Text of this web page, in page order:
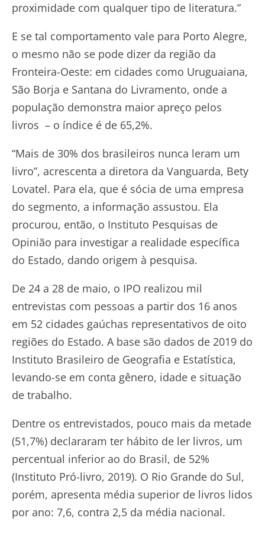
proximidade com qualquer tipo de literatura.”
E se tal comportamento vale para Porto Alegre,
o mesmo não se pode dizer da região da
Fronteira-Oeste: em cidades como Uruguaiana,
São Borja e Santana do Livramento, onde a
população demonstra maior apreço pelos
livros – o índice é de 65,2%.
“Mais de 30% dos brasileiros nunca leram um
livro”, acrescenta a diretora da Vanguarda, Bety
Lovatel. Para ela, que é sócia de uma empresa
do segmento, a informação assustou. Ela
procurou, então, o Instituto Pesquisas de
Opinião para investigar a realidade específica
do Estado, dando origem à pesquisa.
De 24 a 28 de maio, o IPO realizou mil
entrevistas com pessoas a partir dos 16 anos
em 52 cidades gaúchas representativos de oito
regiões do Estado. A base são dados de 2019 do
Instituto Brasileiro de Geografia e Estatística,
levando-se em conta gênero, idade e situação
de trabalho.
Dentre os entrevistados, pouco mais da metade
(51,7%) declararam ter hábito de ler livros, um
percentual inferior ao do Brasil, de 52%
(Instituto Pró-livro, 2019). O Rio Grande do Sul,
porém, apresenta média superior de livros lidos
por ano: 7,6, contra 2,5 da média nacional.